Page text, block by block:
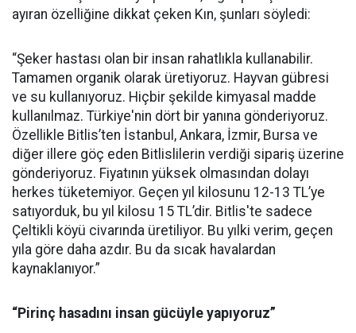
ayıran özelliğine dikkat çeken Kın, şunları söyledi:
“Şeker hastası olan bir insan rahatlıkla kullanabilir.
Tamamen organik olarak üretiyoruz. Hayvan gübresi
ve su kullanıyoruz. Hiçbir şekilde kimyasal madde
kullanılmaz. Türkiye'nin dört bir yanına gönderiyoruz.
Özellikle Bitlis’ten İstanbul, Ankara, İzmir, Bursa ve
diğer illere göç eden Bitlislilerin verdiği sipariş üzerine
gönderiyoruz. Fiyatının yüksek olmasından dolayı
herkes tüketemiyor. Geçen yıl kilosunu 12-13 TL’ye
satıyorduk, bu yıl kilosu 15 TL’dir. Bitlis'te sadece
Çeltikli köyü civarında üretiliyor. Bu yılki verim, geçen
yıla göre daha azdır. Bu da sıcak havalardan
kaynaklanıyor.”
“Pirinç hasadını insan gücüyle yapıyoruz”